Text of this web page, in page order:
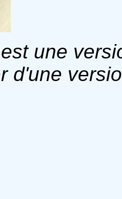
une
d'une